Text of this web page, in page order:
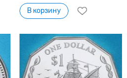
В корзину